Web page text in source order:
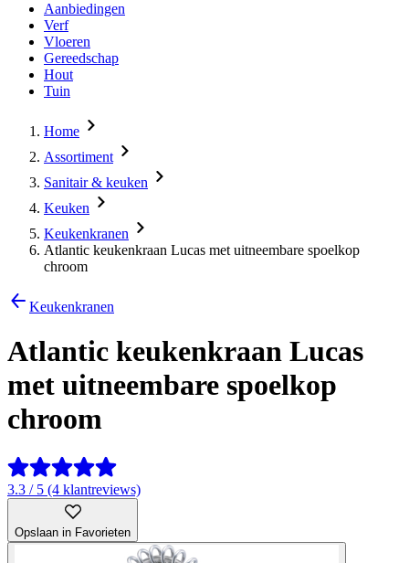
Aanbiedingen
Verf
Vloeren
Gereedschap
Hout
Tuin
Home
Assortiment
Sanitair & keuken
Keuken
Keukenkranen
Atlantic keukenkraan Lucas met uitneembare spoelkop
chroom
Keukenkranen
Atlantic keukenkraan Lucas
met uitneembare spoelkop
chroom
3.3 / 5 (4 klantreviews)
Opslaan in Favorieten